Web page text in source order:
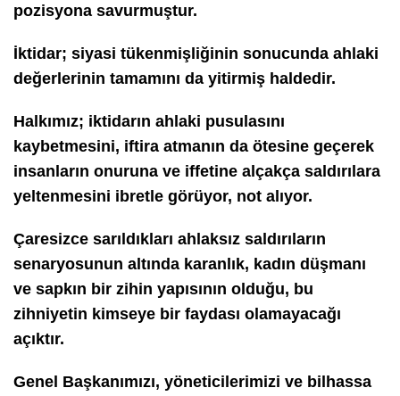
pozisyona savurmuştur.
İktidar; siyasi tükenmişliğinin sonucunda ahlaki
değerlerinin tamamını da yitirmiş haldedir.
Halkımız; iktidarın ahlaki pusulasını
kaybetmesini, iftira atmanın da ötesine geçerek
insanların onuruna ve iffetine alçakça saldırılara
yeltenmesini ibretle görüyor, not alıyor.
Çaresizce sarıldıkları ahlaksız saldırıların
senaryosunun altında karanlık, kadın düşmanı
ve sapkın bir zihin yapısının olduğu, bu
zihniyetin kimseye bir faydası olamayacağı
açıktır.
Genel Başkanımızı, yöneticilerimizi ve bilhassa